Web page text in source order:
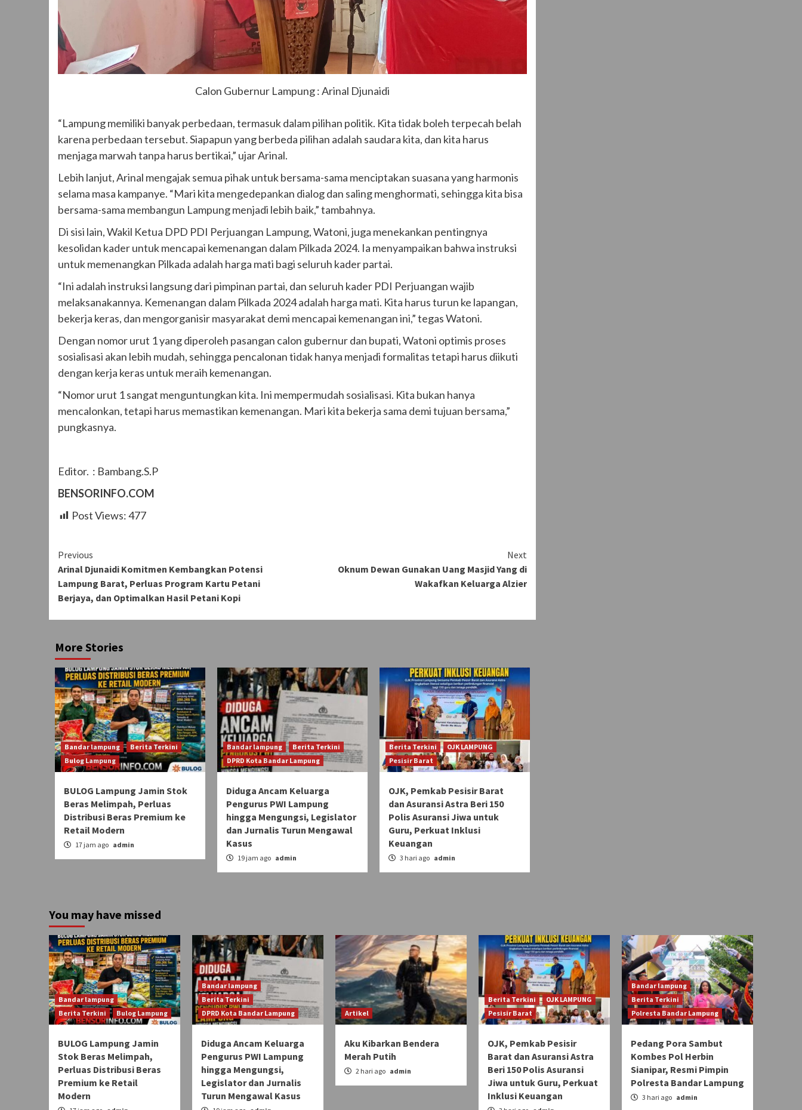
Calon Gubernur Lampung : Arinal Djunaidi
“Lampung memiliki banyak perbedaan, termasuk dalam pilihan politik. Kita tidak boleh terpecah belah
karena perbedaan tersebut. Siapapun yang berbeda pilihan adalah saudara kita, dan kita harus
menjaga marwah tanpa harus bertikai,” ujar Arinal.
Lebih lanjut, Arinal mengajak semua pihak untuk bersama-sama menciptakan suasana yang harmonis
selama masa kampanye. “Mari kita mengedepankan dialog dan saling menghormati, sehingga kita bisa
bersama-sama membangun Lampung menjadi lebih baik,” tambahnya.
Di sisi lain, Wakil Ketua DPD PDI Perjuangan Lampung, Watoni, juga menekankan pentingnya
kesolidan kader untuk mencapai kemenangan dalam Pilkada 2024. Ia menyampaikan bahwa instruksi
untuk memenangkan Pilkada adalah harga mati bagi seluruh kader partai.
“Ini adalah instruksi langsung dari pimpinan partai, dan seluruh kader PDI Perjuangan wajib
melaksanakannya. Kemenangan dalam Pilkada 2024 adalah harga mati. Kita harus turun ke lapangan,
bekerja keras, dan mengorganisir masyarakat demi mencapai kemenangan ini,” tegas Watoni.
Dengan nomor urut 1 yang diperoleh pasangan calon gubernur dan bupati, Watoni optimis proses
sosialisasi akan lebih mudah, sehingga pencalonan tidak hanya menjadi formalitas tetapi harus diikuti
dengan kerja keras untuk meraih kemenangan.
“Nomor urut 1 sangat menguntungkan kita. Ini mempermudah sosialisasi. Kita bukan hanya
mencalonkan, tetapi harus memastikan kemenangan. Mari kita bekerja sama demi tujuan bersama,”
pungkasnya.
Editor. : Bambang.S.P
BENSORINFO.COM
Post Views:477
Continue
Reading
Previous
Arinal Djunaidi Komitmen Kembangkan Potensi
Lampung Barat, Perluas Program Kartu Petani
Berjaya, dan Optimalkan Hasil Petani Kopi
Next
Oknum Dewan Gunakan Uang Masjid Yang di
Wakafkan Keluarga Alzier
More Stories
Bandar lampung
Berita Terkini
Bulog Lampung
BULOG Lampung Jamin Stok
Beras Melimpah, Perluas
Distribusi Beras Premium ke
Retail Modern
17 jam ago admin
Bandar lampung
Berita Terkini
DPRD Kota Bandar Lampung
Diduga Ancam Keluarga
Pengurus PWI Lampung
hingga Mengungsi, Legislator
dan Jurnalis Turun Mengawal
Kasus
19 jam ago admin
Berita Terkini
OJK LAMPUNG
Pesisir Barat
OJK, Pemkab Pesisir Barat
dan Asuransi Astra Beri 150
Polis Asuransi Jiwa untuk
Guru, Perkuat Inklusi
Keuangan
3 hari ago admin
You may have missed
Bandar lampung
Berita Terkini
Bulog Lampung
BULOG Lampung Jamin
Stok Beras Melimpah,
Perluas Distribusi Beras
Premium ke Retail
Modern
Bandar lampung
Berita Terkini
DPRD Kota Bandar Lampung
Diduga Ancam Keluarga
Pengurus PWI Lampung
hingga Mengungsi,
Legislator dan Jurnalis
Turun Mengawal Kasus
Artikel
Aku Kibarkan Bendera
Merah Putih
2 hari ago admin
Berita Terkini
OJK LAMPUNG
Pesisir Barat
OJK, Pemkab Pesisir
Barat dan Asuransi Astra
Beri 150 Polis Asuransi
Jiwa untuk Guru, Perkuat
Inklusi Keuangan
Bandar lampung
Berita Terkini
Polresta Bandar Lampung
Pedang Pora Sambut
Kombes Pol Herbin
Sianipar, Resmi Pimpin
Polresta Bandar Lampung
3 hari ago admin